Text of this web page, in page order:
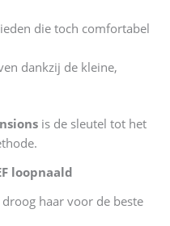
die toch comfortabel
dankzij de kleine,
is de sleutel tot het
loopnaald
haar voor de beste